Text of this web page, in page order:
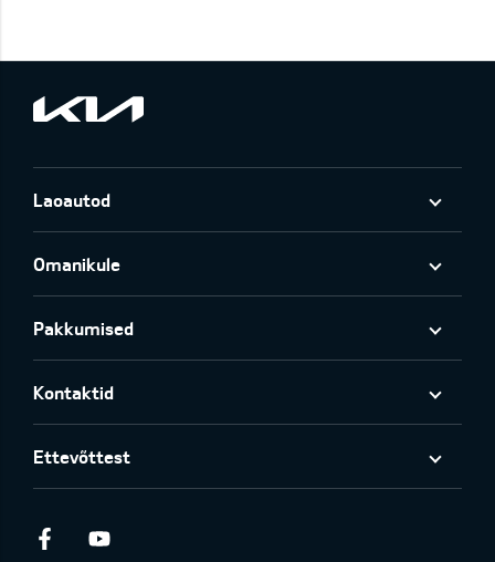
Laoautod
Omanikule
Pakkumised
Kontaktid
Ettevõttest
Facebook